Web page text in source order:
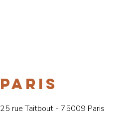
PARIS
25 rue Taitbout - 75009 Paris